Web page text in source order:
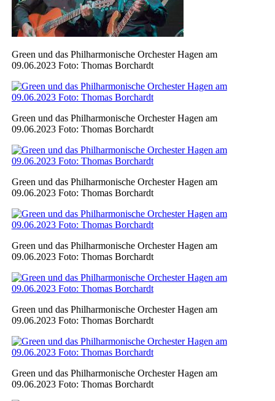
Green und das Philharmonische Orchester Hagen am
09.06.2023 Foto: Thomas Borchardt
Green und das Philharmonische Orchester Hagen am
09.06.2023 Foto: Thomas Borchardt
Green und das Philharmonische Orchester Hagen am
09.06.2023 Foto: Thomas Borchardt
Green und das Philharmonische Orchester Hagen am
09.06.2023 Foto: Thomas Borchardt
Green und das Philharmonische Orchester Hagen am
09.06.2023 Foto: Thomas Borchardt
Green und das Philharmonische Orchester Hagen am
09.06.2023 Foto: Thomas Borchardt